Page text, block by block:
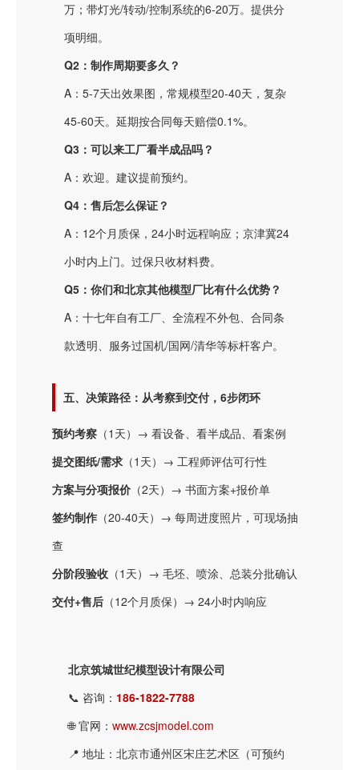
万；带灯光/转动/控制系统的6-20万。提供分
项明细。
Q2：制作周期要多久？
A：5-7天出效果图，常规模型20-40天，复杂
45-60天。延期按合同每天赔偿0.1%。
Q3：可以来工厂看半成品吗？
A：欢迎。建议提前预约。
Q4：售后怎么保证？
A：12个月质保，24小时远程响应；京津冀24
小时内上门。过保只收材料费。
Q5：你们和北京其他模型厂比有什么优势？
A：十七年自有工厂、全流程不外包、合同条
款透明、服务过国机/国网/清华等标杆客户。
五、决策路径：从考察到交付，6步闭环
预约考察 （1天）→ 看设备、看半成品、看案例
提交图纸/需求 （1天）→ 工程师评估可行性
方案与分项报价 （2天）→ 书面方案+报价单
签约制作 （20-40天）→ 每周进度照片，可现场抽
查
分阶段验收 （1天）→ 毛坯、喷涂、总装分批确认
交付+售后 （12个月质保）→ 24小时内响应
北京筑城世纪模型设计有限公司
📞 咨询： 186-1822-7788
🌐 官网： www.zcsjmodel.com
📍 地址：北京市通州区宋庄艺术区（可预约